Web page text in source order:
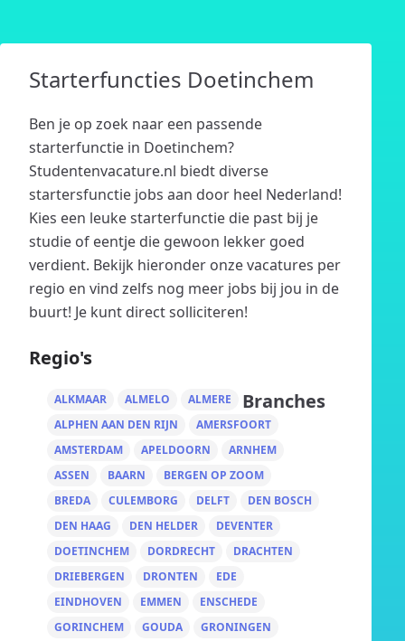
Starterfuncties Doetinchem
Ben je op zoek naar een passende
starterfunctie in Doetinchem?
Studentenvacature.nl biedt diverse
startersfunctie jobs aan door heel Nederland!
Kies een leuke starterfunctie die past bij je
studie of eentje die gewoon lekker goed
verdient. Bekijk hieronder onze vacatures per
regio en vind zelfs nog meer jobs bij jou in de
buurt! Je kunt direct solliciteren!
Regio's
ALKMAAR ALMELO
ALMERE
ALPHEN AAN DEN RIJN
AMERSFOORT
AMSTERDAM
APELDOORN
ARNHEM
ASSEN
BAARN
BERGEN OP ZOOM
BREDA
CULEMBORG DELFT
DEN BOSCH
DEN HAAG
DEN HELDER
DEVENTER
DOETINCHEM
DORDRECHT
DRACHTEN
DRIEBERGEN
DRONTEN
EDE
EINDHOVEN
EMMEN
ENSCHEDE
GORINCHEM
GOUDA
GRONINGEN
Branches